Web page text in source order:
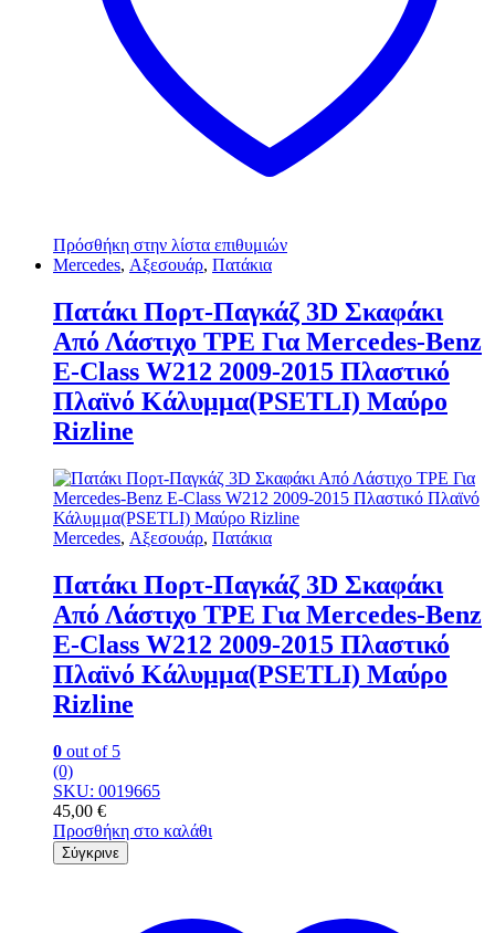
Πρόσθήκη στην λίστα επιθυμιών
Mercedes, Αξεσουάρ, Πατάκια
Πατάκι Πορτ-Παγκάζ 3D Σκαφάκι
Από Λάστιχο TPE Για Mercedes-Benz
E-Class W212 2009-2015 Πλαστικό
Πλαϊνό Κάλυμμα(ΡSΕΤLΙ) Μαύρο
Rizline
Mercedes, Αξεσουάρ, Πατάκια
Πατάκι Πορτ-Παγκάζ 3D Σκαφάκι
Από Λάστιχο TPE Για Mercedes-Benz
E-Class W212 2009-2015 Πλαστικό
Πλαϊνό Κάλυμμα(ΡSΕΤLΙ) Μαύρο
Rizline
0 out of 5
(0)
SKU: 0019665
45,00 €
Προσθήκη στο καλάθι
Σύγκρινε